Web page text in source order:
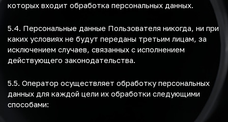
которых входит обработка персональных данных.
5.4. Персональные данные Пользователя никогда, ни при
каких условиях не будут переданы третьим лицам, за
исключением случаев, связанных с исполнением
действующего законодательства.
5.5. Оператор осуществляет обработку персональных
данных для каждой цели их обработки следующими
способами: